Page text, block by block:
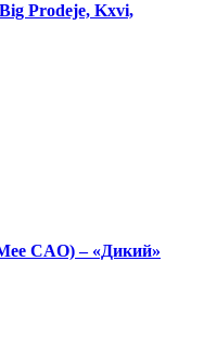
Prodeje, Kxvi,
CAO) – «Дикий»